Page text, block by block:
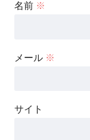
名前 ※
メール ※
サイト